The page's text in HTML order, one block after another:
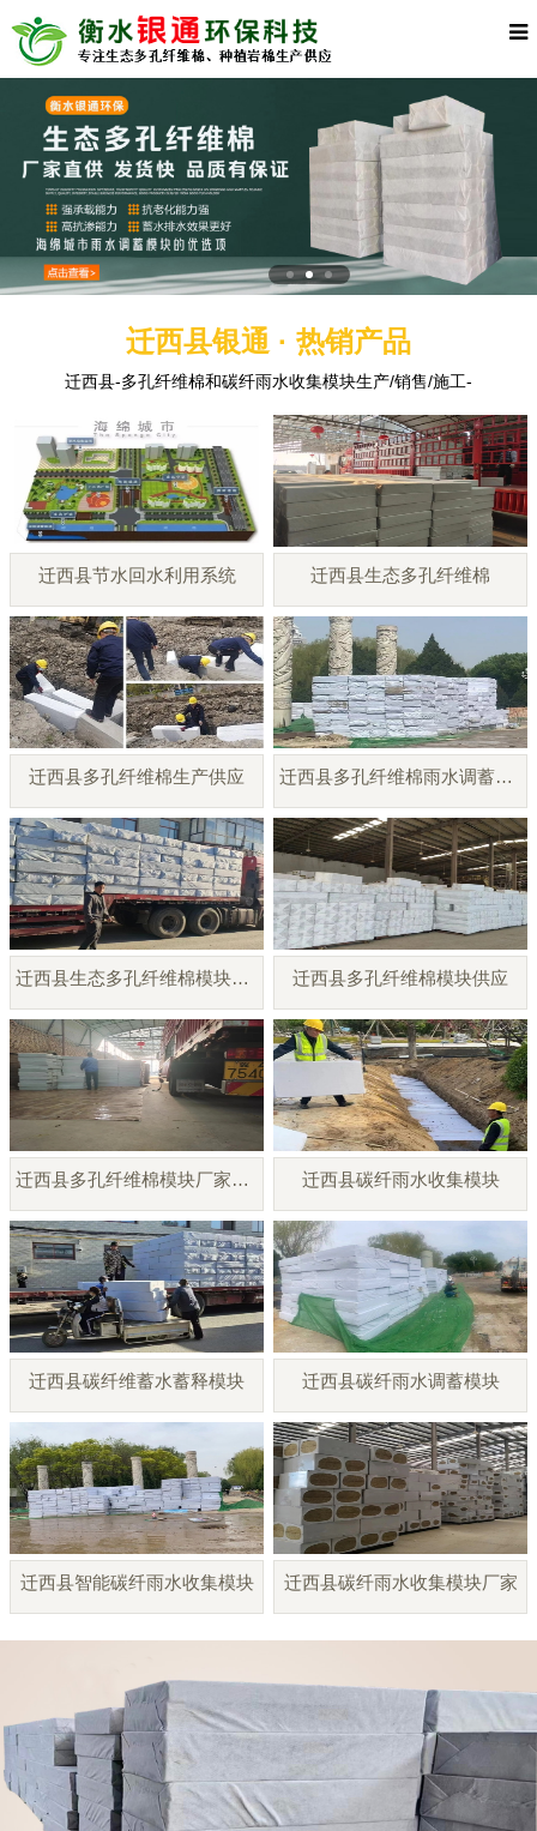
迁西县银通 · 热销产品
迁西县-多孔纤维棉和碳纤雨水收集模块生产/销售/施工-
迁西县节水回水利用系统 迁西县生态多孔纤维棉
迁西县多孔纤维棉生产供应 迁西县多孔纤维棉雨水调蓄模块
迁西县生态多孔纤维棉模块厂家 迁西县多孔纤维棉模块供应
迁西县多孔纤维棉模块厂家直销 迁西县碳纤雨水收集模块
迁西县碳纤维蓄水蓄释模块 迁西县碳纤雨水调蓄模块
迁西县智能碳纤雨水收集模块 迁西县碳纤雨水收集模块厂家